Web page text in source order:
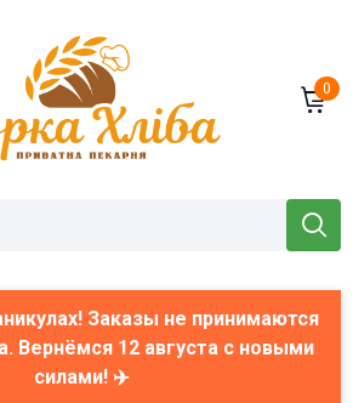
0
Заказы не принимаются
Вернёмся 12 августа с новыми
силами! ✈️